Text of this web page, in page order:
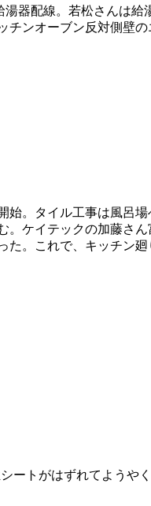
器配線。若松さんは給
ンオーブン反対側壁
。タイル工事は風呂
ケイテックの加藤さ
。これで、キッチン
ートがはずれてようや